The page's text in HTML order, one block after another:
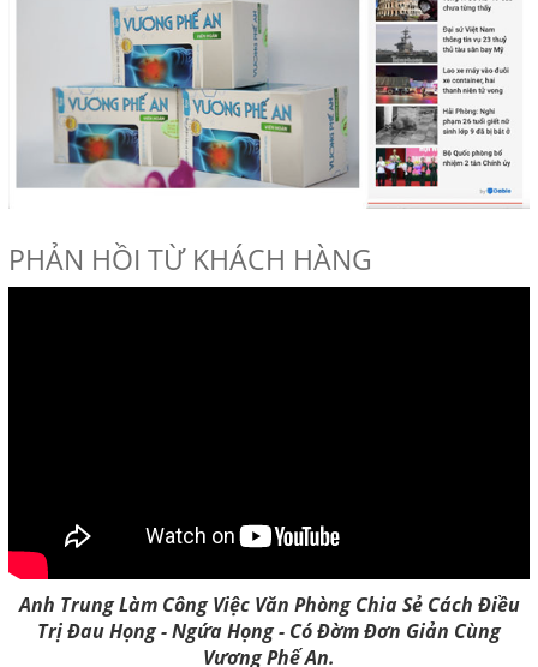
PHẢN HỒI TỪ KHÁCH HÀNG
Anh Trung Làm Công Việc Văn Phòng Chia Sẻ Cách Điều
Trị Đau Họng - Ngứa Họng - Có Đờm Đơn Giản Cùng
Vương Phế An.